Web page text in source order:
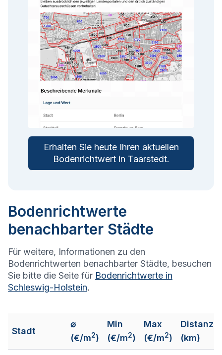
Erhalten Sie heute Ihren aktuellen
Bodenrichtwert in Taarstedt.
Bodenrichtwerte
benachbarter Städte
Für weitere, Informationen zu den
Bodenrichtwerten benachbarter Städte, besuchen
Sie bitte die Seite für Bodenrichtwerte in
Schleswig-Holstein.
Stadt
⌀
(€/m2)
Min
(€/m2)
Max
(€/m2)
Distanz
(km)